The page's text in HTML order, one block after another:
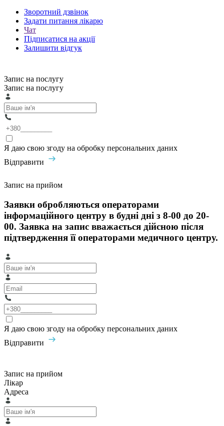
Зворотний дзвінок
Задати питання лікарю
Чат
Підписатися на акції
Залишити відгук
Запис на послугу
Запис на послугу
Я даю свою згоду на обробку персональних даних
Відправити
Запис на прийом
Заявки обробляються операторами
інформаційного центру в будні дні з 8-00 до 20-
00. Заявка на запис вважається дійсною після
підтвердження її операторами медичного центру.
Я даю свою згоду на обробку персональних даних
Відправити
Запис на прийом
Лікар
Адреса